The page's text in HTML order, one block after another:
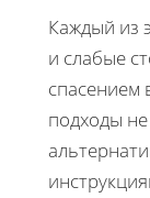
Каждый из
и слабые
спасением
подходы